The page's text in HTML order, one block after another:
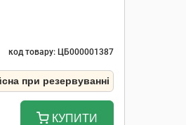
код товару: ЦБ000001387
при резервуванні
КУПИТИ